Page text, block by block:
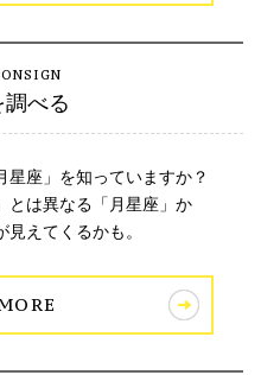
調べる
星座」を知っていますか？
とは異なる「月星座」か
えてくるかも。